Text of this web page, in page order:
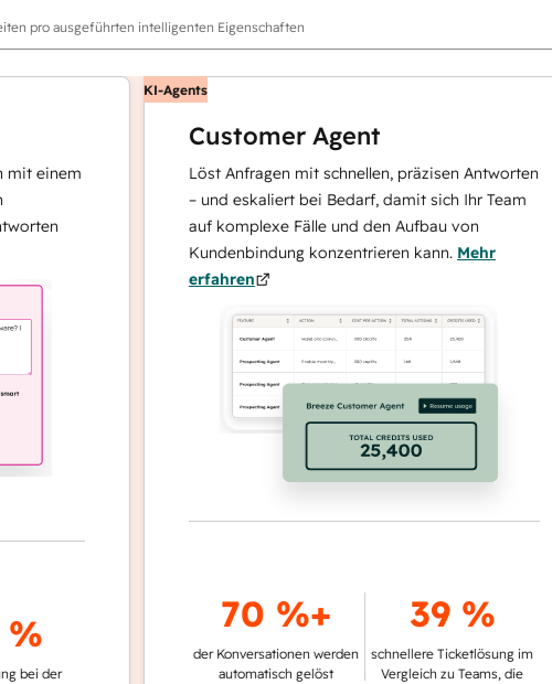
pro ausgeführten intelligenten Eigenschaften
der
KI-Agents
Customer Agent
Löst Anfragen mit schnellen, präzisen Antworten
– und eskaliert bei Bedarf, damit sich Ihr Team
auf komplexe Fälle und den Aufbau von
Kundenbindung konzentrieren kann.Mehr
erfahren
70 %+
der Konversationen werden
automatisch gelöst
39 %
schnellere Ticketlösung im
Vergleich zu Teams, die